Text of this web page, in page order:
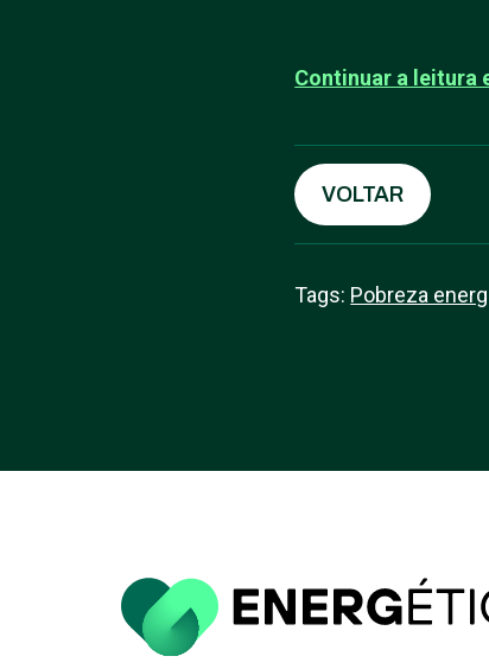
Continuar a leitura
VOLTAR
Tags: Pobreza